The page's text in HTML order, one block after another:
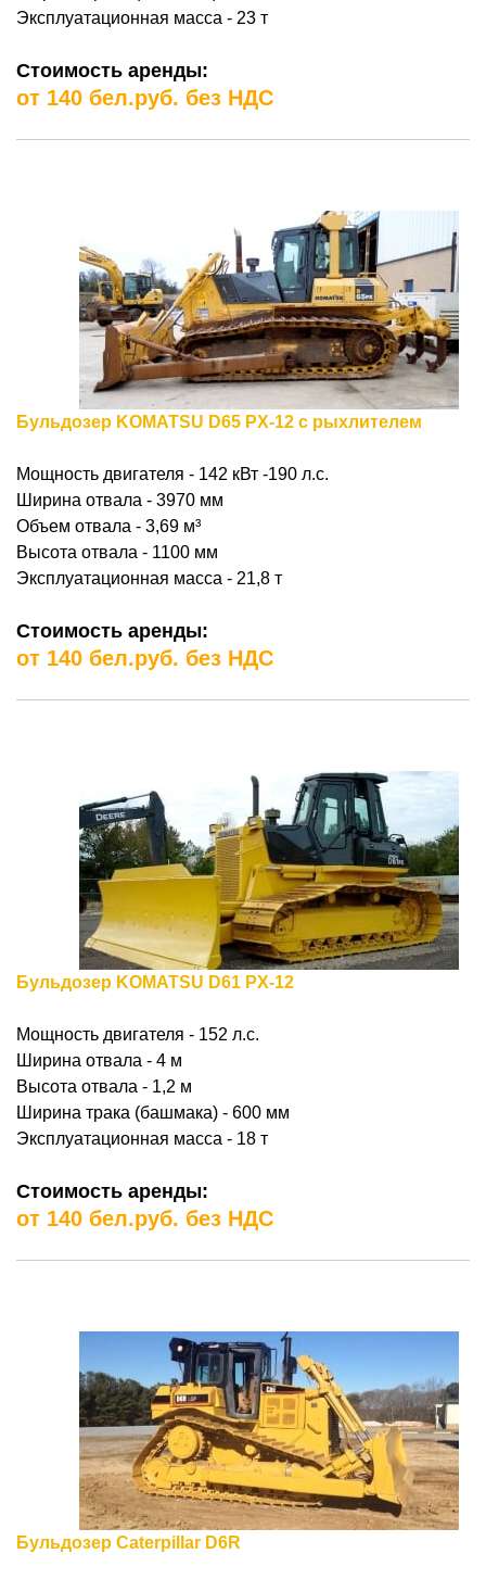
Эксплуатационная масса - 23 т
Стоимость аренды:
от 140 бел.руб. без НДС
Бульдозер KOMATSU D65 PX-12 с рыхлителем
Мощность двигателя - 142 кВт -190 л.с.
Ширина отвала - 3970 мм
Объем отвала - 3,69 м³
Высота отвала - 1100 мм
Эксплуатационная масса - 21,8 т
Стоимость аренды:
от 140 бел.руб. без НДС
Бульдозер KOMATSU D61 PX-12
Мощность двигателя - 152 л.с.
Ширина отвала - 4 м
Высота отвала - 1,2 м
Ширина трака (башмака) - 600 мм
Эксплуатационная масса - 18 т
Стоимость аренды:
от 140 бел.руб. без НДС
Бульдозер Caterpillar D6R